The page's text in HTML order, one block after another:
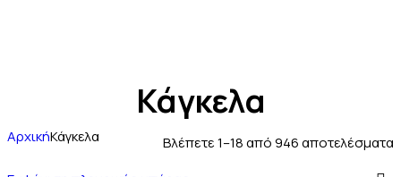
Κάγκελα
ΑρχικήΚάγκελα
Βλέπετε 1–18 από 946 αποτελέσματα